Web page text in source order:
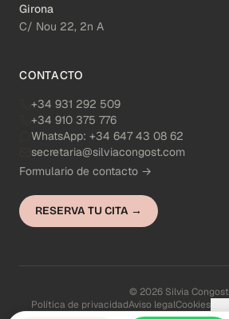
Girona
C/ Nou 22, 2n A
CONTACTO
+34 931 292 509
+34 910 375 776
WhatsApp: +34 647 43 08 62
secretaria@silviacongost.com
Formulario de contacto →
RESERVA TU CITA →
© 2026 Silvia Congost
Política de privacidadAviso legalCookies